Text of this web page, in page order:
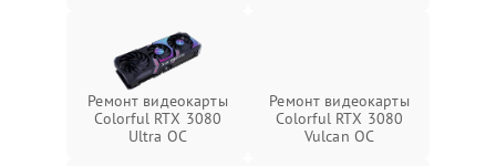
Ремонт видеокарты
Colorful RTX 3080
Ultra OC
Ремонт видеокарты
Colorful RTX 3080
Vulcan OC